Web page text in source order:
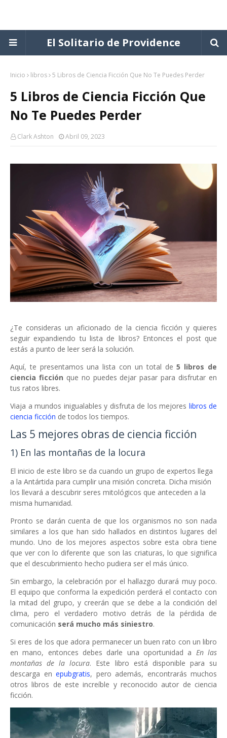
El Solitario de Providence
Inicio libros 5 Libros de Ciencia Ficción Que No Te Puedes Perder
5 Libros de Ciencia Ficción Que
No Te Puedes Perder
Clark Ashton Abril 09, 2023
¿Te consideras un aficionado de la ciencia ficción y quieres
seguir expandiendo tu lista de libros? Entonces el post que
estás a punto de leer será la solución.
Aquí, te presentamos una lista con un total de5 libros de
ciencia ficción que no puedes dejar pasar para disfrutar en
tus ratos libres.
Viaja a mundos inigualables y disfruta de los mejores libros de
ciencia ficción de todos los tiempos.
Las 5 mejores obras de ciencia ficción
1) En las montañas de la locura
El inicio de este libro se da cuando un grupo de expertos llega
a la Antártida para cumplir una misión concreta. Dicha misión
los llevará a descubrir seres mitológicos que anteceden a la
misma humanidad.
Pronto se darán cuenta de que los organismos no son nada
similares a los que han sido hallados en distintos lugares del
mundo. Uno de los mejores aspectos sobre esta obra tiene
que ver con lo diferente que son las criaturas, lo que significa
que el descubrimiento hecho pudiera ser el más único.
Sin embargo, la celebración por el hallazgo durará muy poco.
El equipo que conforma la expedición perderá el contacto con
la mitad del grupo, y creerán que se debe a la condición del
clima, pero el verdadero motivo detrás de la pérdida de
comunicación será mucho más siniestro.
Si eres de los que adora permanecer un buen rato con un libro
en mano, entonces debes darle una oportunidad a En las
montañas de la locura. Este libro está disponible para su
descarga en epubgratis, pero además, encontrarás muchos
otros libros de este increíble y reconocido autor de ciencia
ficción.